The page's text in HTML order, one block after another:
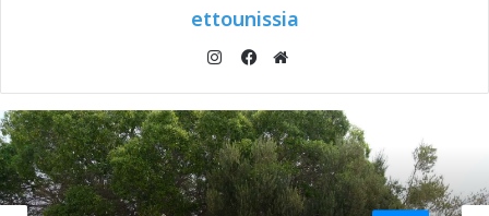
ettounissia
الويب